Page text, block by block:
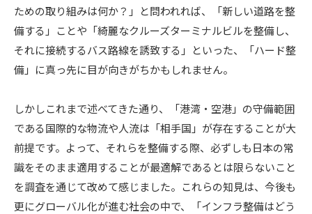
ための取り組みは何か？」と問われれば、「新しい道路を整
備する」ことや「綺麗なクルーズターミナルビルを整備し、
それに接続するバス路線を誘致する」といった、「ハード整
備」に真っ先に目が向きがちかもしれません。
しかしこれまで述べてきた通り、「港湾・空港」の守備範囲
である国際的な物流や人流は「相手国」が存在することが大
前提です。よって、それらを整備する際、必ずしも日本の常
識をそのまま適用することが最適解であるとは限らないこと
を調査を通じて改めて感じました。これらの知見は、今後も
更にグローバル化が進む社会の中で、「インフラ整備はどう